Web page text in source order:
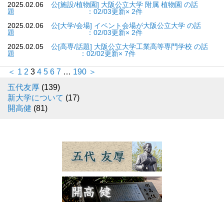
2025.02.06
公[施設/植物園] 大阪公立大学 附属 植物園 の話
題 ：02/03更新× 2件
2025.02.06
公[大学/会場] イベント会場が大阪公立大学 の話
題 ：02/03更新× 2件
2025.02.05
公[高専/話題] 大阪公立大学工業高等専門学校 の話
題 ：02/02更新× 7件
＜ 1 2 3 4 5 6 7 … 190 ＞
五代友厚 (139)
新大学について (17)
開高健 (81)